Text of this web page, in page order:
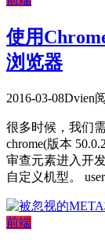
使用
浏览器
2016-03-08Dvien
很多时候，我们
chrome(版本
审查元素进入开
自定义机型。 user
前端